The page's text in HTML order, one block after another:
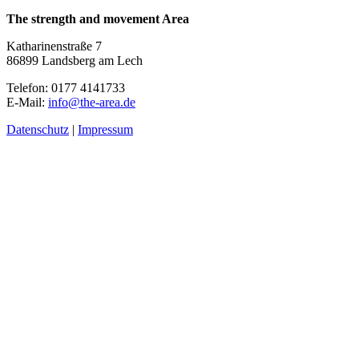
The strength and movement Area
Katharinenstraße 7
86899 Landsberg am Lech
Telefon: 0177 4141733
E-Mail: info@the-area.de
Datenschutz | Impressum